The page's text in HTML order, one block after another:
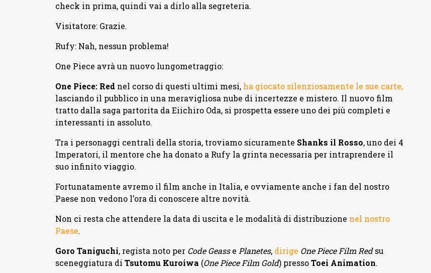
check in prima, quindi vai a dirlo alla segreteria.
Visitatore: Grazie.
Rufy: Nah, nessun problema!
One Piece avrà un nuovo lungometraggio:
One Piece: Rednel corso di questi ultimi mesi, ha giocato silenziosamente le sue carte,
lasciando il pubblico in una meravigliosa nube di incertezze e mistero. Il nuovo film
tratto dalla saga partorita da Eiichiro Oda, si prospetta essere uno dei più completi e
interessanti in assoluto.
Tra i personaggi centrali della storia, troviamo sicuramente Shanks il Rosso, uno dei 4
Imperatori, il mentore che ha donato a Rufy la grinta necessaria per intraprendere il
suo infinito viaggio.
Fortunatamente avremo il film anche in Italia, e ovviamente anche i fan del nostro
Paese non vedono l’ora di conoscere altre novità.
Non ci resta che attendere la data di uscita e le modalità di distribuzione nel nostro
Paese.
Goro Taniguchi, regista noto per Code Geasse Planetes, dirige One Piece Film Redsu
sceneggiatura di Tsutomu Kuroiwa (One Piece Film Gold) pressoToei Animation.